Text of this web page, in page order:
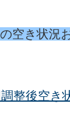
空き状況
整後空き